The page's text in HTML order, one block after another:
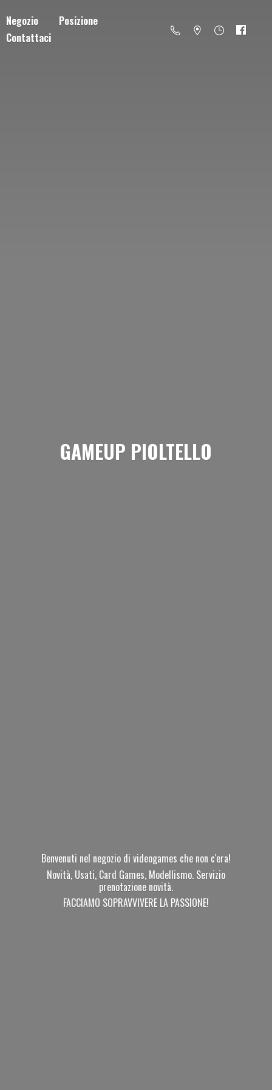
Negozio
Posizione
Contattaci
GAMEUP PIOLTELLO
Benvenuti nel negozio di videogames che non c'era!
Novità, Usati, Card Games, Modellismo. Servizio
prenotazione novità.
FACCIAMO SOPRAVVIVERE LA PASSIONE!